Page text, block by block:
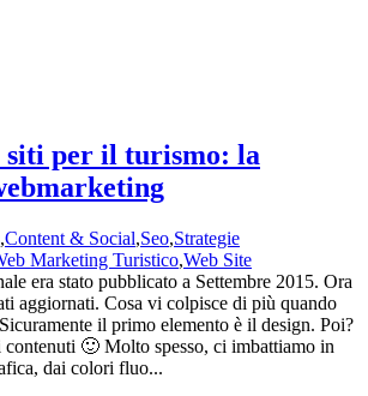
siti per il turismo: la
,Content & Social,Seo,Strategie
Marketing Turistico,Web Site
era stato pubblicato a Settembre 2015. Ora
aggiornati. Cosa vi colpisce di più quando
il primo elemento è il design. Poi?
🙂 Molto spesso, ci imbattiamo in
dai colori fluo...